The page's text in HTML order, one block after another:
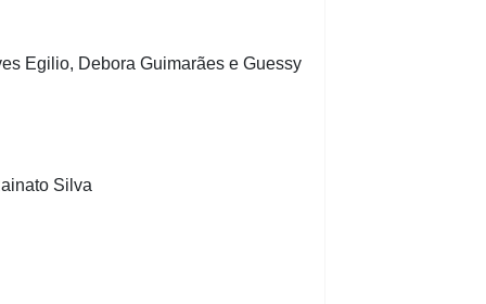
Egilio, Debora Guimarães e Guessy
Silva